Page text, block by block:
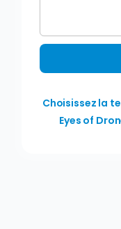
Choisissez la
Eyes of